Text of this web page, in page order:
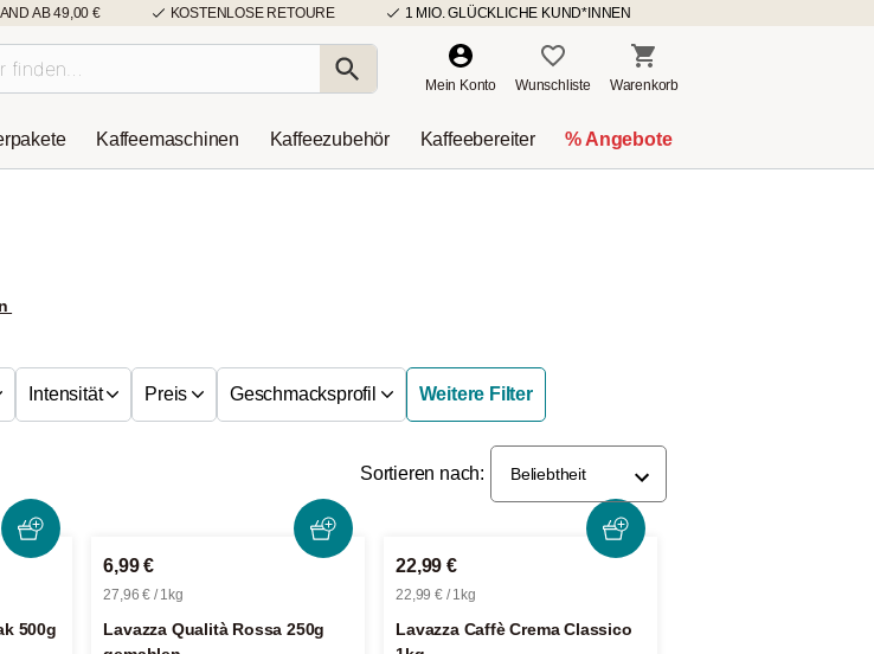
AB 49,00 € KOSTENLOSE RETOURE 1 MIO. GLÜCKLICHE KUND*INNEN
Mein Konto Wunschliste Warenkorb
Kaffeemaschinen Kaffeezubehör Kaffeebereiter % Angebote
Intensität Preis Geschmacksprofil Weitere Filter
Sortieren nach: Beliebtheit
500g
6,99 €
27,96 € / 1kg
Lavazza Qualità Rossa 250g
22,99 €
22,99 € / 1kg
Lavazza Caffè Crema Classico